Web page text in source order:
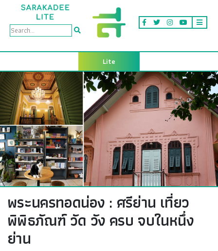
Lite
พระนครทอดน่อง : ศรีย่าน เที่ยว
พิพิธภัณฑ์ วัด วัง ครบ จบในหนึ่ง
ย่าน